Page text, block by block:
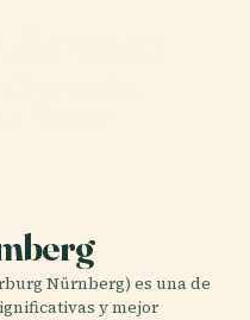
Nürnberg) es una de
y mejor